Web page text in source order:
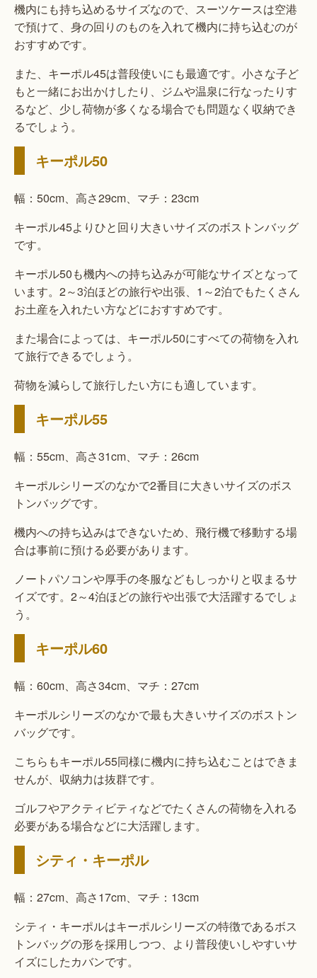
機内にも持ち込めるサイズなので、スーツケースは空港
で預けて、身の回りのものを入れて機内に持ち込むのが
おすすめです。
また、キーポル45は普段使いにも最適です。小さな子ど
もと一緒にお出かけしたり、ジムや温泉に行なったりす
るなど、少し荷物が多くなる場合でも問題なく収納でき
るでしょう。
キーポル50
幅：50cm、高さ29cm、マチ：23cm
キーポル45よりひと回り大きいサイズのボストンバッグ
です。
キーポル50も機内への持ち込みが可能なサイズとなって
います。2～3泊ほどの旅行や出張、1～2泊でもたくさん
お土産を入れたい方などにおすすめです。
また場合によっては、キーポル50にすべての荷物を入れ
て旅行できるでしょう。
荷物を減らして旅行したい方にも適しています。
キーポル55
幅：55cm、高さ31cm、マチ：26cm
キーポルシリーズのなかで2番目に大きいサイズのボス
トンバッグです。
機内への持ち込みはできないため、飛行機で移動する場
合は事前に預ける必要があります。
ノートパソコンや厚手の冬服などもしっかりと収まるサ
イズです。2～4泊ほどの旅行や出張で大活躍するでしょ
う。
キーポル60
幅：60cm、高さ34cm、マチ：27cm
キーポルシリーズのなかで最も大きいサイズのボストン
バッグです。
こちらもキーポル55同様に機内に持ち込むことはできま
せんが、収納力は抜群です。
ゴルフやアクティビティなどでたくさんの荷物を入れる
必要がある場合などに大活躍します。
シティ・キーポル
幅：27cm、高さ17cm、マチ：13cm
シティ・キーポルはキーポルシリーズの特徴であるボス
トンバッグの形を採用しつつ、より普段使いしやすいサ
イズにしたカバンです。